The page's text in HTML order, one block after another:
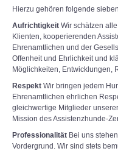
Hierzu gehören folgende
Aufrichtigkeit Wir schätzen
Klienten, kooperierenden
Ehrenamtlichen und der
Offenheit und Ehrlichkeit und
Möglichkeiten, Entwicklungen,
Respekt Wir bringen jedem
Ehrenamtlichen ehrlichen
gleichwertige Mitglieder
Mission des Assistenzhunde-
Professionalität Bei uns
Vordergrund. Wir sind stets